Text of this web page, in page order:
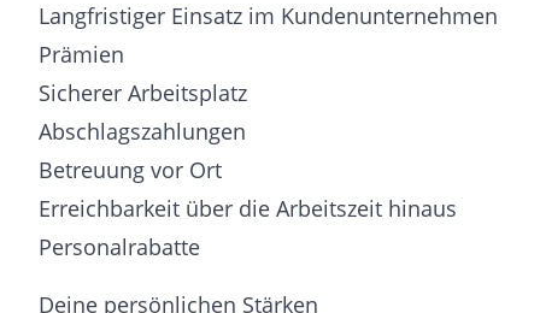
Langfristiger Einsatz im Kundenunternehmen
Prämien
Sicherer Arbeitsplatz
Abschlagszahlungen
Betreuung vor Ort
Erreichbarkeit über die Arbeitszeit hinaus
Personalrabatte
Deine persönlichen Stärken